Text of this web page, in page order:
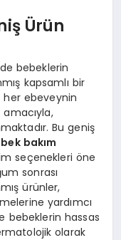
Ürün
bebeklerin
kapsamlı bir
her ebeveynin
Bu geniş
bakım
seçenekleri öne
sonrası
ürünler,
yardımcı
bebeklerin hassas
olarak